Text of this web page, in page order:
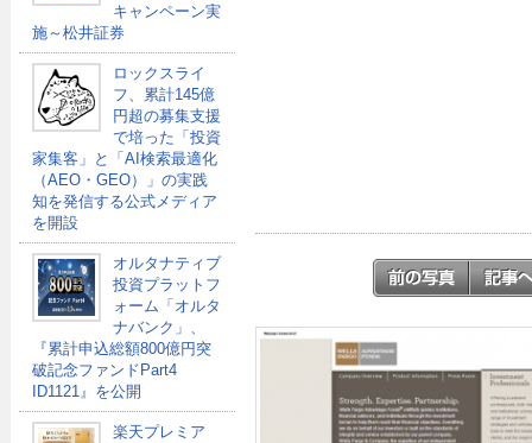
キャンペーン実
施～松井証券
ロックスライ
フ、累計145億
円超の募集支援
で培った「投資
家集客」と「AI検索最適化
（AEO・GEO）」の実践
知を発信する公式メディア
を開設
オルタナティブ
投資プラットフ
ォーム「オルタ
ナバンク」、
『累計申込総額800億円突
破記念ファンドPart4
ID1121』を公開
楽天プレミア